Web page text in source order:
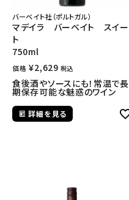
バーベイト社（ポルトガル）
マデイラ バーベイト スイー
ト
750ml
価格 ¥2,629 税込
食後酒やソースにも！常温で長
期保存可能な魅惑のワイン
詳細を見る